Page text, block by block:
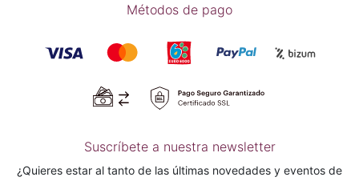
Métodos de pago
Suscríbete a nuestra newsletter
¿Quieres estar al tanto de las últimas novedades y eventos de